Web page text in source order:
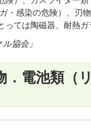
・感染の危険）、刃
ては陶磁器、耐熱
協会」
．電池類（